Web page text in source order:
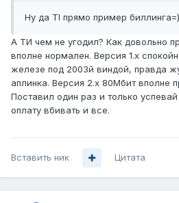
Ну да TI прямо пример биллинга=)
А ТИ чем не угодил? Как довольно
вполне нормален. Версия 1.х
железе под 2003й виндой, правда
аплинка. Версия 2.х 80Мбит вполне
Поставил один раз и только
оплату вбивать и все.
Вставить ник Цитата